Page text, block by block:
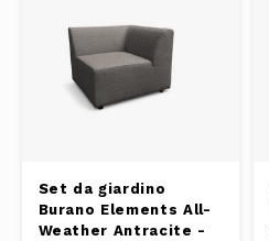
Set da giardino
Burano Elements All-
Weather Antracite -